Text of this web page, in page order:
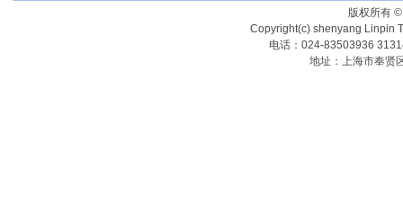
版权所有
Copyright(c) shenyang Linpin
电话：024-83503936
地址：上海市奉贤